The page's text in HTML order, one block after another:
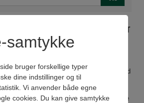
Kompakt Guided Cylinder
Ø63 CC
ISO 21287 standard cylinder,
Ø16 til Ø63mm. Standard med
magnet.
Kan leveres som enkelt-
virkende, med gennemgående
samtykke
bruger forskellige typer
dine indstillinger og til
Vi anvender både egne
cookies. Du kan give samtykke